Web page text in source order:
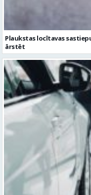
Plaukstas locītavas
ārstēt